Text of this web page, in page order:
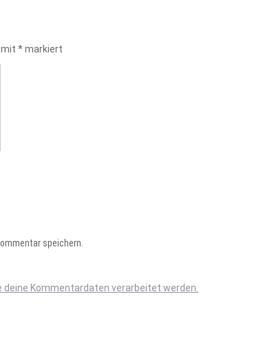
mit *markiert
speichern.
deine Kommentardaten verarbeitet werden.